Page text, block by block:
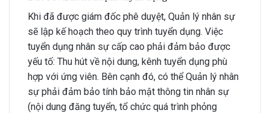
Khi đã được giám đốc phê duyệt, Quản lý nhân sự
sẽ lập kế hoạch theo quy trình tuyển dụng. Việc
tuyển dụng nhân sự cấp cao phải đảm bảo được
yếu tố: Thu hút về nội dung, kênh tuyển dụng phù
hợp với ứng viên. Bên cạnh đó, có thể Quản lý nhân
sự phải đảm bảo tính bảo mật thông tin nhân sự
(nội dung đăng tuyển, tổ chức quá trình phỏng